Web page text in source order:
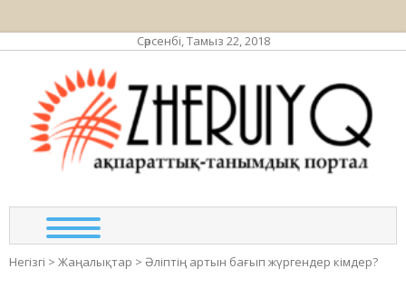
Сәрсенбі, Тамыз 22, 2018
Негізгі > Жаңалықтар > Әліптің артын бағып жүргендер кімдер?